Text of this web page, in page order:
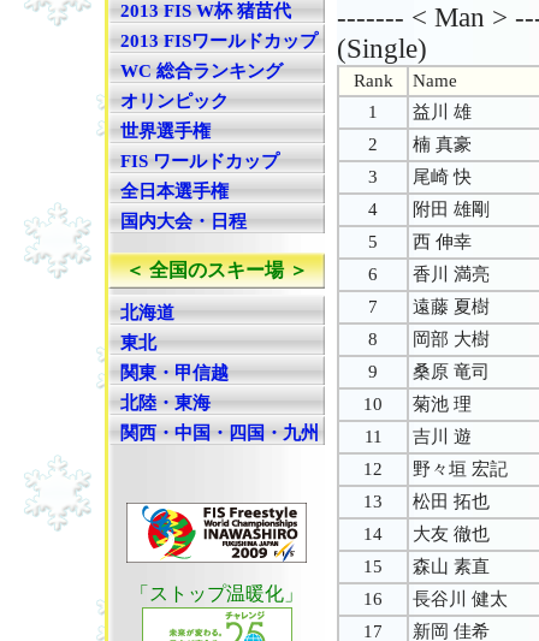
------- < Man >
(Single)
Rank
Name
1
益川 雄
2
楠 真豪
3
尾崎 快
4
附田 雄剛
5
西 伸幸
6
香川 満亮
7
遠藤 夏樹
8
岡部 大樹
9
桑原 竜司
10
菊池 理
11
吉川 遊
12
野々垣 宏記
13
松田 拓也
14
大友 徹也
15
森山 素直
16
長谷川 健太
17
新岡 佳希
2013 FIS W杯 猪苗代
2013 FISワールドカップ
WC 総合ランキング
オリンピック
世界選手権
FIS ワールドカップ
全日本選手権
国内大会・日程
＜ 全国のスキー場 ＞
北海道
東北
関東・甲信越
北陸・東海
関西・中国・四国・九州
「ストップ温暖化」